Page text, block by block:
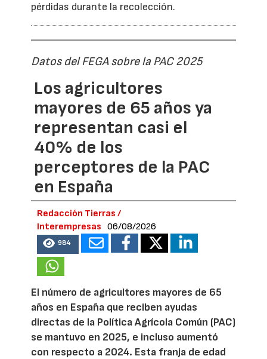
pérdidas durante la recolección.
Datos del FEGA sobre la PAC 2025
Los agricultores
mayores de 65 años ya
representan casi el
40% de los
perceptores de la PAC
en España
Redacción Tierras /
Interempresas
06/08/2026
984
El número de agricultores mayores de 65
años en España que reciben ayudas
directas de la Política Agrícola Común (PAC)
se mantuvo en 2025, e incluso aumentó
con respecto a 2024. Esta franja de edad